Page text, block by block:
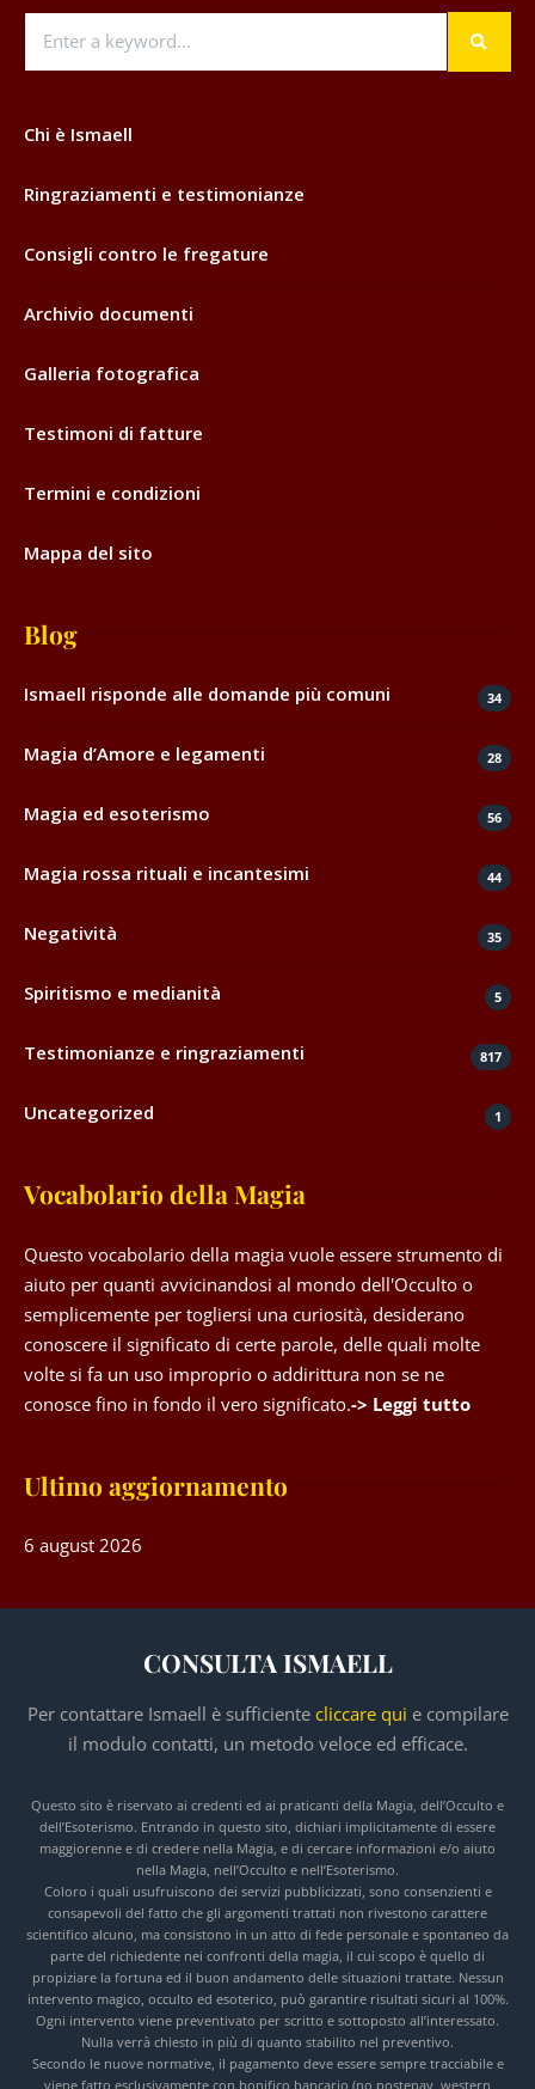
Chi è Ismaell
Ringraziamenti e testimonianze
Consigli contro le fregature
Archivio documenti
Galleria fotografica
Testimoni di fatture
Termini e condizioni
Mappa del sito
Blog
Ismaell risponde alle domande più comuni 34
Magia d’Amore e legamenti 28
Magia ed esoterismo 56
Magia rossa rituali e incantesimi 44
Negatività 35
Spiritismo e medianità 5
Testimonianze e ringraziamenti 817
Uncategorized 1
Vocabolario della Magia
Questo vocabolario della magia vuole essere strumento di
aiuto per quanti avvicinandosi al mondo dell'Occulto o
semplicemente per togliersi una curiosità, desiderano
conoscere il significato di certe parole, delle quali molte
volte si fa un uso improprio o addirittura non se ne
conosce fino in fondo il vero significato.-> Leggi tutto
Ultimo aggiornamento
6 august 2026
CONSULTA ISMAELL
Per contattare Ismaell è sufficiente cliccare qui e compilare
il modulo contatti, un metodo veloce ed efficace.
Questo sito è riservato ai credenti ed ai praticanti della Magia, dell’Occulto e
dell’Esoterismo. Entrando in questo sito, dichiari implicitamente di essere
maggiorenne e di credere nella Magia, e di cercare informazioni e/o aiuto
nella Magia, nell’Occulto e nell’Esoterismo.
Coloro i quali usufruiscono dei servizi pubblicizzati, sono consenzienti e
consapevoli del fatto che gli argomenti trattati non rivestono carattere
scientifico alcuno, ma consistono in un atto di fede personale e spontaneo da
parte del richiedente nei confronti della magia, il cui scopo è quello di
propiziare la fortuna ed il buon andamento delle situazioni trattate. Nessun
intervento magico, occulto ed esoterico, può garantire risultati sicuri al 100%.
Ogni intervento viene preventivato per scritto e sottoposto all’interessato.
Nulla verrà chiesto in più di quanto stabilito nel preventivo.
Secondo le nuove normative, il pagamento deve essere sempre tracciabile e
viene fatto esclusivamente con bonifico bancario (no postepay, western